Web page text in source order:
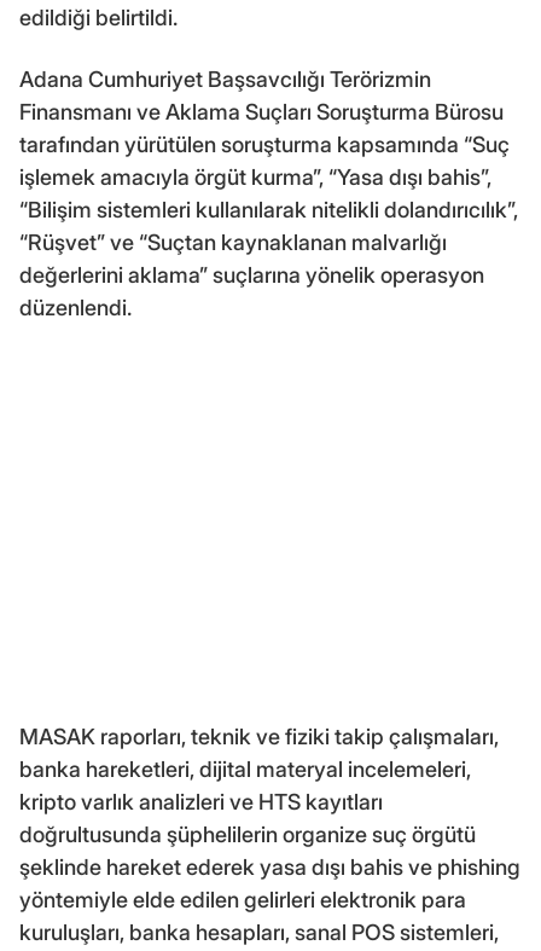
edildiği belirtildi.
Adana Cumhuriyet Başsavcılığı Terörizmin
Finansmanı ve Aklama Suçları Soruşturma Bürosu
tarafından yürütülen soruşturma kapsamında “Suç
işlemek amacıyla örgüt kurma”, “Yasa dışı bahis”,
“Bilişim sistemleri kullanılarak nitelikli dolandırıcılık”,
“Rüşvet” ve “Suçtan kaynaklanan malvarlığı
değerlerini aklama” suçlarına yönelik operasyon
düzenlendi.
MASAK raporları, teknik ve fiziki takip çalışmaları,
banka hareketleri, dijital materyal incelemeleri,
kripto varlık analizleri ve HTS kayıtları
doğrultusunda şüphelilerin organize suç örgütü
şeklinde hareket ederek yasa dışı bahis ve phishing
yöntemiyle elde edilen gelirleri elektronik para
kuruluşları, banka hesapları, sanal POS sistemleri,